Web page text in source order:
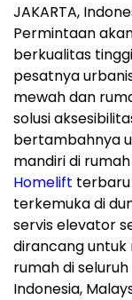
JAKARTA,
Permintaan
berkualitas
pesatnya
mewah dan
solusi
bertambahnya
mandiri di
Homelift
terkemuka di
servis elevator
dirancang
rumah di
Indonesia,